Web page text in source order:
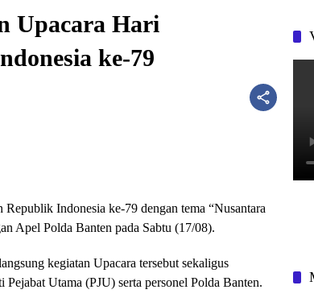
Upacara Hari
ke-79
Indonesia ke-79 dengan tema “Nusantara
Apel Polda Banten pada Sabtu (17/08).
kegiatan Upacara tersebut sekaligus
Utama (PJU) serta personel Polda Banten.